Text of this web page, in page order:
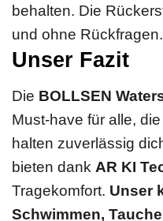
behalten. Die
und ohne Rückfragen.
Unser Fazit
Die BOLLSEN
Must-have für alle,
halten zuverlässig
bieten dank AR KI
Tragekomfort. Unser
Schwimmen,